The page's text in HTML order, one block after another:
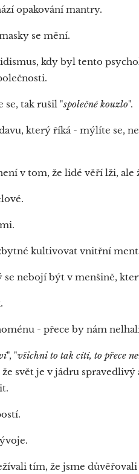
opakování mantry.
se mění.
kdy byl tento
se, tak rušil "společné kouzlo".
který říká - mýlíte se,
v tom, že lidé věří lži,
kultivovat vnitřní
se nebojí být v menšině,
- přece by nám
", "všichni to tak cítí, to přece
svět je v jádru
tím, že jsme